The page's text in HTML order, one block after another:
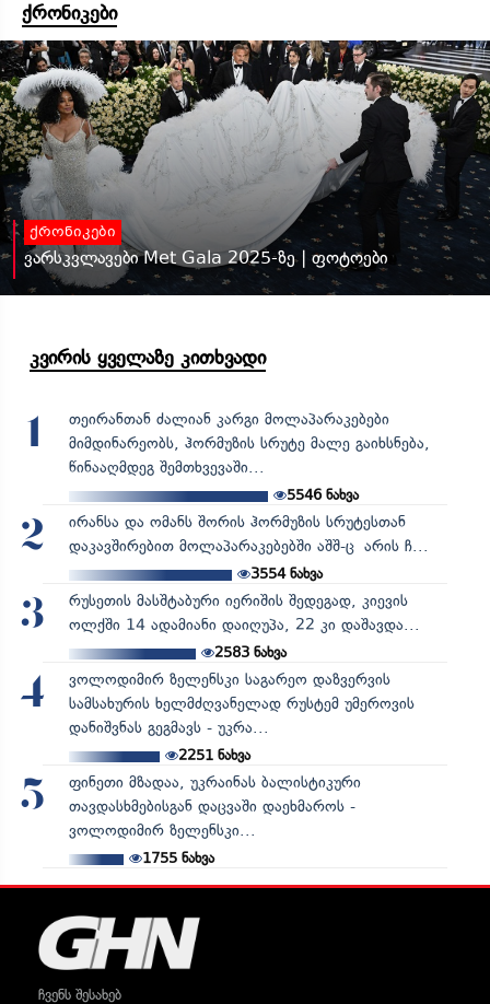
ქრონიკები
ქრონიკები
ვარსკვლავები Met Gala 2025-ზე | ფოტოები
კვირის ყველაზე კითხვადი
1
თეირანთან ძალიან კარგი მოლაპარაკებები
მიმდინარეობს, ჰორმუზის სრუტე მალე გაიხსნება,
წინააღმდეგ შემთხვევაში...
5546ნახვა
2
ირანსა და ომანს შორის ჰორმუზის სრუტესთან
დაკავშირებით მოლაპარაკებებში აშშ-ც არის ჩ...
3554ნახვა
3
რუსეთის მასშტაბური იერიშის შედეგად, კიევის
ოლქში 14 ადამიანი დაიღუპა, 22 კი დაშავდა...
2583ნახვა
4
ვოლოდიმირ ზელენსკი საგარეო დაზვერვის
სამსახურის ხელმძღვანელად რუსტემ უმეროვის
დანიშვნას გეგმავს - უკრა...
2251ნახვა
5
ფინეთი მზადაა, უკრაინას ბალისტიკური
თავდასხმებისგან დაცვაში დაეხმაროს -
ვოლოდიმირ ზელენსკი...
1755ნახვა
ჩვენს შესახებ